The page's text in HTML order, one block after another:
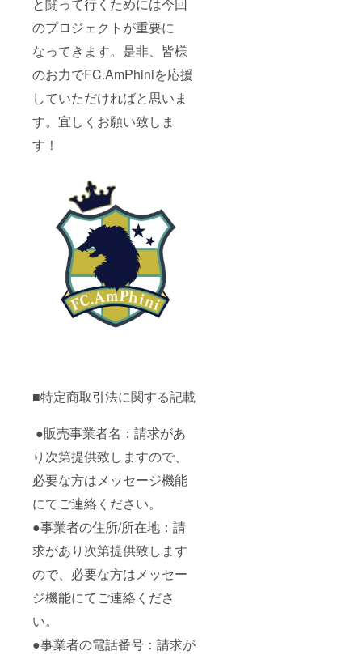
と闘って行くためには今回
のプロジェクトが重要に
なってきます。是非、皆様
のお力でFC.AmPhiniを応援
していただければと思いま
す。宜しくお願い致しま
す！
■特定商取引法に関する記載
●販売事業者名：請求があ
り次第提供致しますので、
必要な方はメッセージ機能
にてご連絡ください。
●事業者の住所/所在地：請
求があり次第提供致します
ので、必要な方はメッセー
ジ機能にてご連絡くださ
い。
●事業者の電話番号：請求が